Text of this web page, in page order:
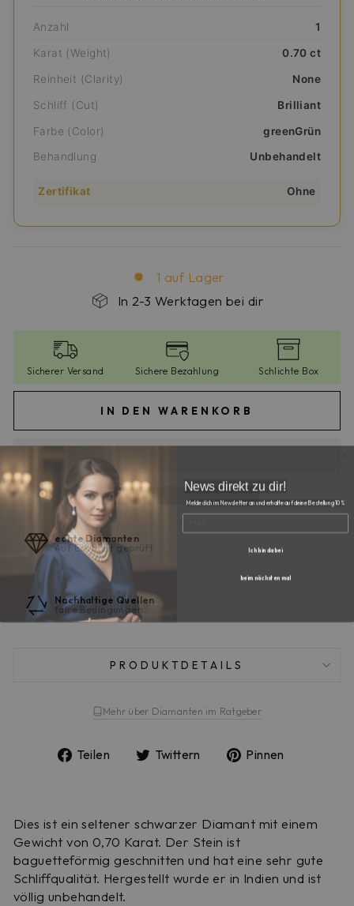
Anzahl 1
Karat (Weight) 0.70 ct
Reinheit (Clarity) None
Schliff (Cut) Brilliant
Farbe (Color) greenGrün
Behandlung Unbehandelt
Zertifikat Ohne
1 auf Lager
In 2-3 Werktagen bei dir
Sicherer Versand Sichere Bezahlung Schlichte Box
IN DEN WARENKORB
echte Diamanten
Auf Echtheit geprüft
Nachhaltige Quellen
faire Bedingungen
PRODUKTDETAILS
Mehr über Diamanten im Ratgeber
Teilen
Auf
Twittern
Auf
Pinnen
Dies ist ein seltener schwarzer Diamant mit einem
Gewicht von 0,70 Karat. Der Stein ist
baguetteförmig geschnitten und hat eine sehr gute
Schliffqualität. Hergestellt wurde er in Indien und ist
völlig unbehandelt.
News direkt zu dir!
Melde dich im Newsletter an und erhalte auf deine Bestellung 10%
EMAIL
Ich bin dabei
beim nächsten mal